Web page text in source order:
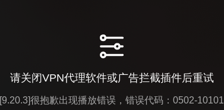
请关闭VPN代理软件或广告拦截插件后重试
[9.20.3]很抱歉出现播放错误，错误代码：0502-10101